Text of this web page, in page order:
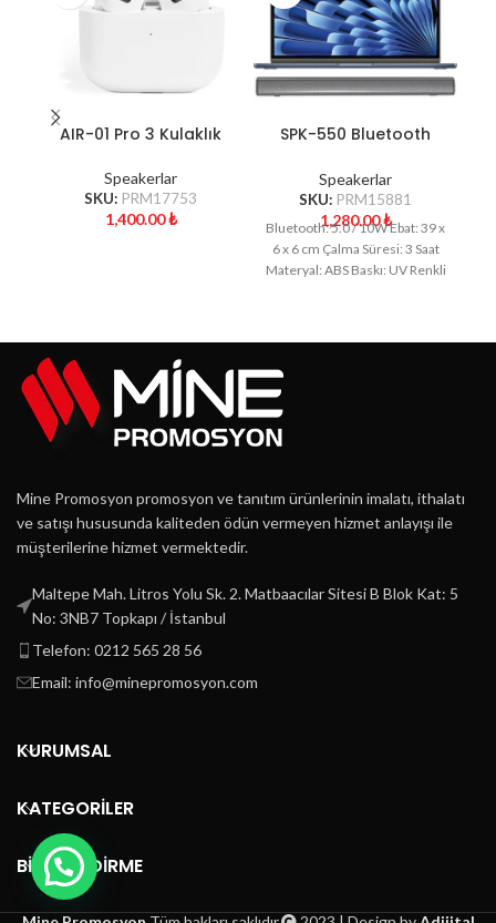
AIR-01 Pro 3 Kulaklık
Speakerlar
SKU: PRM17753
1,400.00₺
SPK-550 Bluetooth
Speakerlar
SKU: PRM15881
1,280.00₺
Bluetooth: 5.0 / 10W Ebat: 39 x
6 x 6 cm Çalma Süresi: 3 Saat
Materyal: ABS Baskı: UV Renkli
Mine Promosyon promosyon ve tanıtım ürünlerinin imalatı, ithalatı
ve satışı hususunda kaliteden ödün vermeyen hizmet anlayışı ile
müşterilerine hizmet vermektedir.
Maltepe Mah. Litros Yolu Sk. 2. Matbaacılar Sitesi B Blok Kat: 5
No: 3NB7 Topkapı / İstanbul
Telefon: 0212 565 28 56
Email: info@minepromosyon.com
KURUMSAL
KATEGORİLER
BİLGİLENDİRME